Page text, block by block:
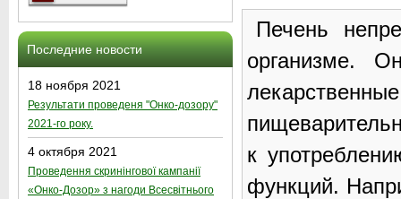
Последние новости
18 ноября 2021
Результати проведеня "Онко-дозору"
2021-го року.
4 октября 2021
Проведення скринінгової кампанії
«Онко-Дозор» з нагоди Всесвітнього
Печень
организме.
к
функций.